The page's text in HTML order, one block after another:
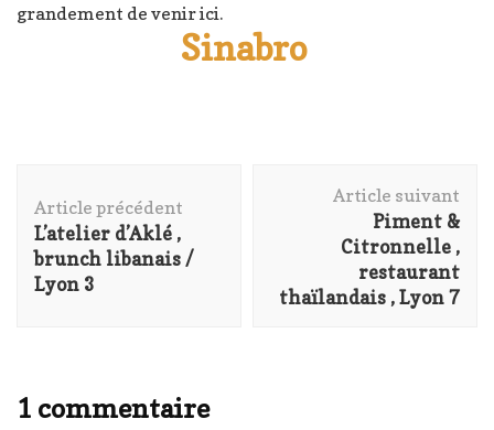
grandement de venir ici.
Sinabro
d'article
Article précédent
L’atelier d’Aklé ,
brunch libanais /
Lyon 3
Article suivant
Piment &
Citronnelle ,
restaurant
thaïlandais , Lyon 7
1 commentaire